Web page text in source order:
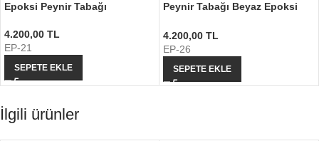
Epoksi Peynir Tabağı
4.200,00 TL
EP-21
SEPETE EKLE
Peynir Tabağı Beyaz Epoksi
4.200,00 TL
EP-26
SEPETE EKLE
İlgili ürünler